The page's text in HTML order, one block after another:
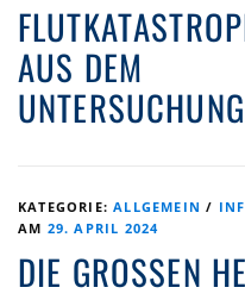
AUS DEM
KATEGORIE:ALLGEMEIN /
AM 29. APRIL 2024
DIE GROSSEN